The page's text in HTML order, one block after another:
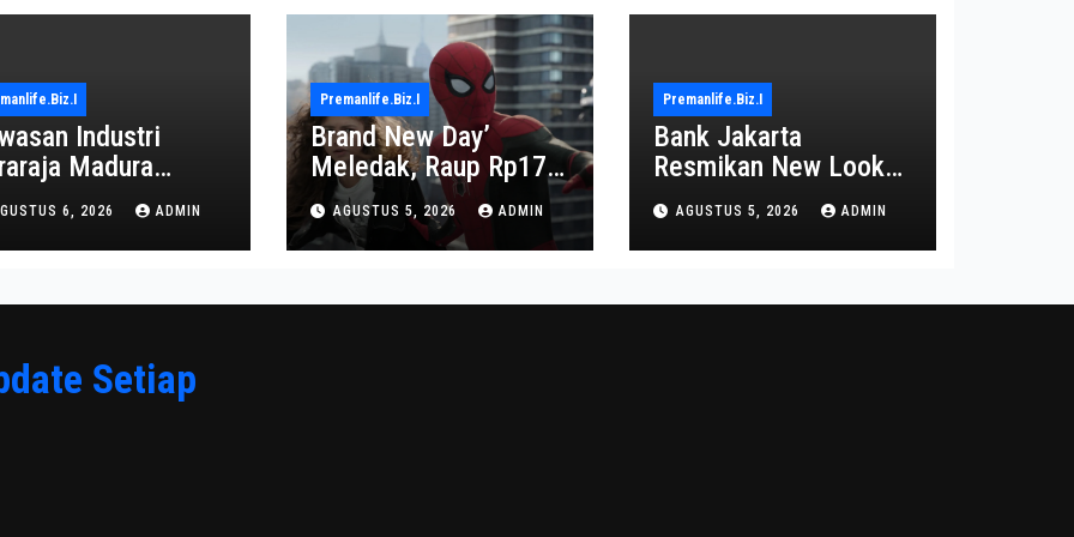
Industri
Madura
Jadi Pusat
Baru
6, 2026 ADMIN
Premanlife.biz.i
Brand New Day’
Meledak, Raup Rp17
Triliun dalam 6 Hari
AGUSTUS 5, 2026 ADMIN
Premanlife.biz.i
Bank Jakarta
Resmikan New Look
Branch KCP
Kebayoran Park untuk
Transformasi Layanan
AGUSTUS 5, 2026 ADMIN
Setiap